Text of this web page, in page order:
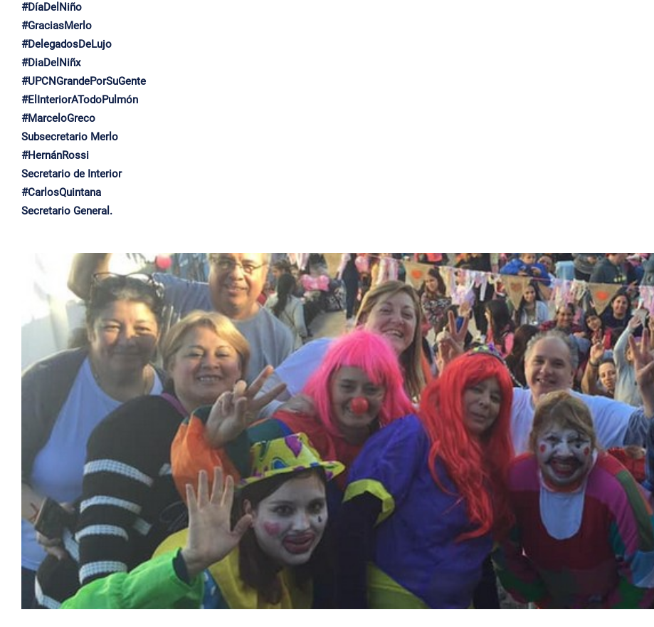
#DíaDelNiño
#GraciasMerlo
#DelegadosDeLujo
#DiaDelNiñx
#UPCNGrandePorSuGente
#ElInteriorATodoPulmón
#MarceloGreco
Subsecretario Merlo
#HernánRossi
Secretario de Interior
#CarlosQuintana
Secretario General.